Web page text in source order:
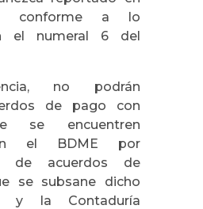
conforme a lo
el numeral 6 del
no podrán
de pago con
se encuentren
el BDME por
de acuerdos de
se subsane dicho
y la Contaduría